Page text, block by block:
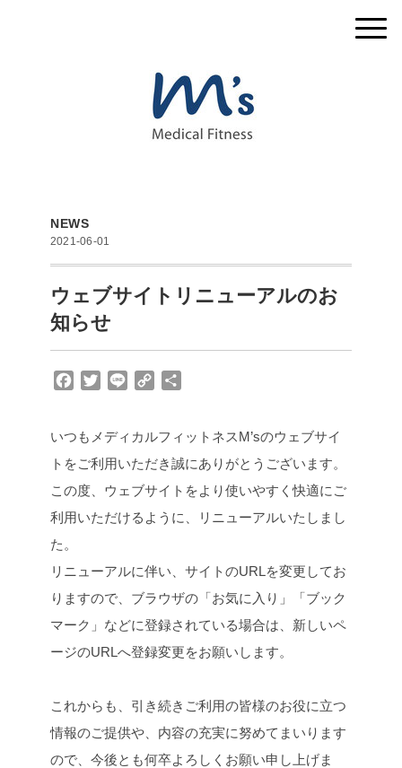
NEWS
2021-06-01
ウェブサイトリニューアルのお
知らせ
e
b
o
k
t
t
e
y
L
k
いつもメディカルフィットネスM’sのウェブサイ
トをご利用いただき誠にありがとうございます。
この度、ウェブサイトをより使いやすく快適にご
利用いただけるように、リニューアルいたしまし
た。
リニューアルに伴い、サイトのURLを変更してお
りますので、ブラウザの「お気に入り」「ブック
マーク」などに登録されている場合は、新しいペ
ージのURLへ登録変更をお願いします。
これからも、引き続きご利用の皆様のお役に立つ
情報のご提供や、内容の充実に努めてまいります
ので、今後とも何卒よろしくお願い申し上げま